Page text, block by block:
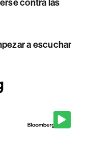
contra las
a escuchar